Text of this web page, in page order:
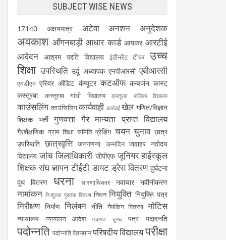
SUBJECT WISE NEWS
17140 अक्षयपात्र अटेवा अनशन अनुदेशक
अवकाश आँगनबाड़ी आधार कार्ड आयकर आरटीई
आवेदन आश्रम पद्दति विद्यालय इंटीनरेंट टीचर उच्च
शिक्षा उपस्थिति उर्दू अध्यापक एनपीआरसी एबीआरसी
एमडीएम एरियर ऑडिट कंप्यूटर कटऑफ कन्वर्जन कास्ट
कस्तूरबा
कस्तूरबा गांधी विद्यालय कस्तूरबा बालिका विद्यालय
काउंसलिंग काउंसिलिंग कार्यवाही कार्रवाई खेल गणित/विज्ञान
शिक्षक भर्ती
गुणवत्ता गैर मान्यता प्राप्त विद्यालय
गैरशैक्षणिक ग्राम शिक्षा समिति ग्रेडिंग चयन चुनाव छात्र
उपस्थिति छात्रवृत्ति जनगणना जन्मदिन जवाहर नवोदय
विद्यालय जांच जिलाधिकारी जीपीएफ जूनियर हाईस्कूल
शिक्षक संघ ज्ञापन टीईटी डायट ड्रेस वितरण दुर्घटना
दूध वितरण
धरना धारणाधिकार नवाचार नवीनीकरण
नामांकन निःशुल्क पुस्तक वितरण निधन नियुक्ति नियुक्ति पत्र
निरीक्षण निर्माण निलंबन नीति नैपकिन वितरण नोटिस
न्यायालय न्यायालय आदेश पंचायत चुनाव पत्र पदावनति
पदोन्नति पदोन्नति वेतनमानपरिषदीय विद्यालयपरीक्षा